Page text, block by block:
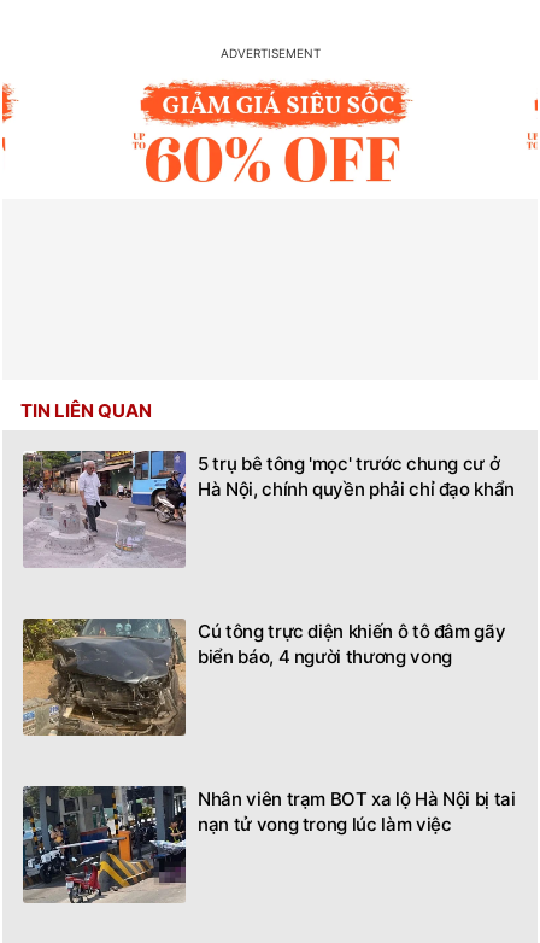
TIN LIÊN QUAN
5 trụ bê tông 'mọc' trước chung cư ở
Hà Nội, chính quyền phải chỉ đạo khẩn
Cú tông trực diện khiến ô tô đâm gãy
biển báo, 4 người thương vong
Nhân viên trạm BOT xa lộ Hà Nội bị tai
nạn tử vong trong lúc làm việc